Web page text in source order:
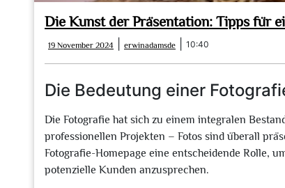
Die Kunst der Präsentation: Tipps für
19 November 2024
November
2024
erwinadamsde erwinadamsde
10:40
Die Bedeutung einer
Die Fotografie hat sich zu einem integralen
professionellen Projekten – Fotos sind überall
Fotografie-Homepage eine entscheidende Rolle,
potenzielle Kunden anzusprechen.